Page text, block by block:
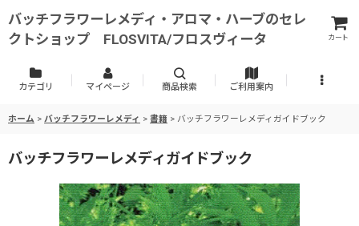
バッチフラワーレメディ・アロマ・ハーブのセレ
クトショップ FLOSVITA/フロスヴィータ
カート
カテゴリ マイページ 商品検索 ご利用案内
ホーム > バッチフラワーレメディ > 書籍 > バッチフラワーレメディガイドブック
バッチフラワーレメディガイドブック